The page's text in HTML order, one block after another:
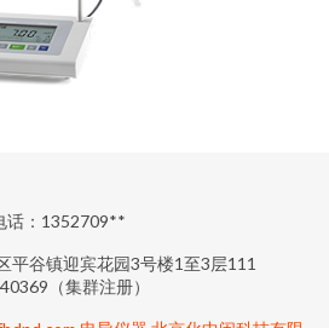
话：1352709**
平谷镇迎宾花园3号楼1至3层111
（集群注册）